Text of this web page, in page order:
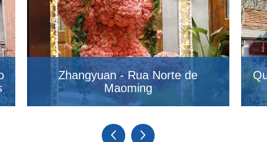
Zhangyuan - Rua Norte de
Maoming